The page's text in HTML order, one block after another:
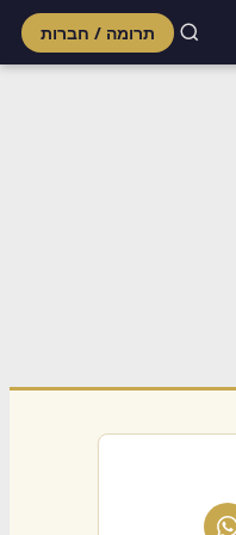
תרומה / חברות